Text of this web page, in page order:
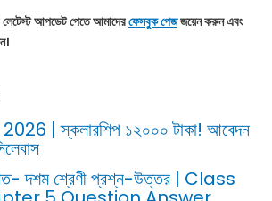
লেটেস্ট আপডেটপেতে আমাদেরফেসবুক পেজজয়েন করুন এবং
| স্কলারশিপ ১২০০০ টাকা! আবেদন
দশম শ্রেণী প্রশ্ন-উত্তর | Class